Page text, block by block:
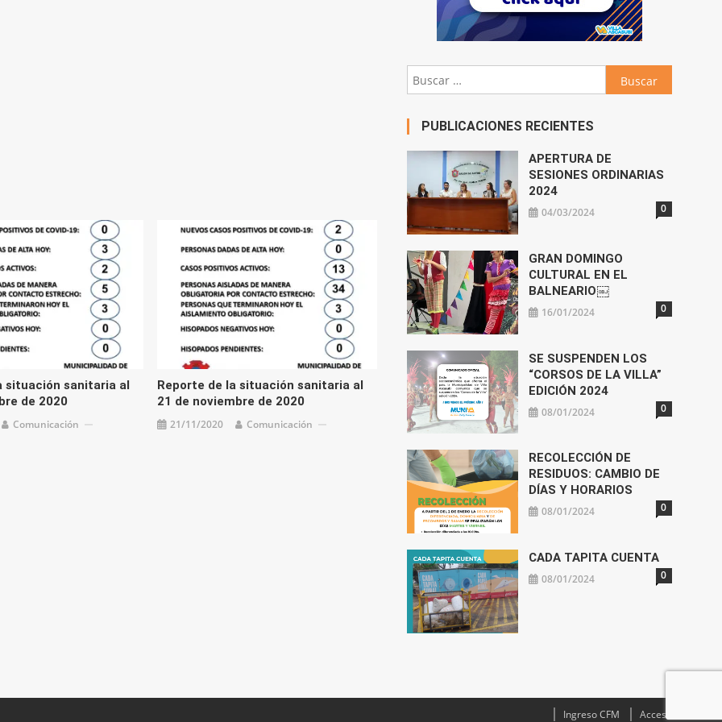
situación sanitaria al
de 2020
Comunicación
Reporte de la situación sanitaria al
21 de noviembre de 2020
21/11/2020 Comunicación
Buscar:
PUBLICACIONES RECIENTES
APERTURA DE
SESIONES ORDINARIAS
2024
04/03/2024 0
GRAN DOMINGO
CULTURAL EN EL
BALNEARIO￼
16/01/2024 0
SE SUSPENDEN LOS
“CORSOS DE LA VILLA”
EDICIÓN 2024
08/01/2024 0
RECOLECCIÓN DE
RESIDUOS: CAMBIO DE
DÍAS Y HORARIOS
08/01/2024 0
CADA TAPITA CUENTA
08/01/2024 0
Ingreso CFM Acceso